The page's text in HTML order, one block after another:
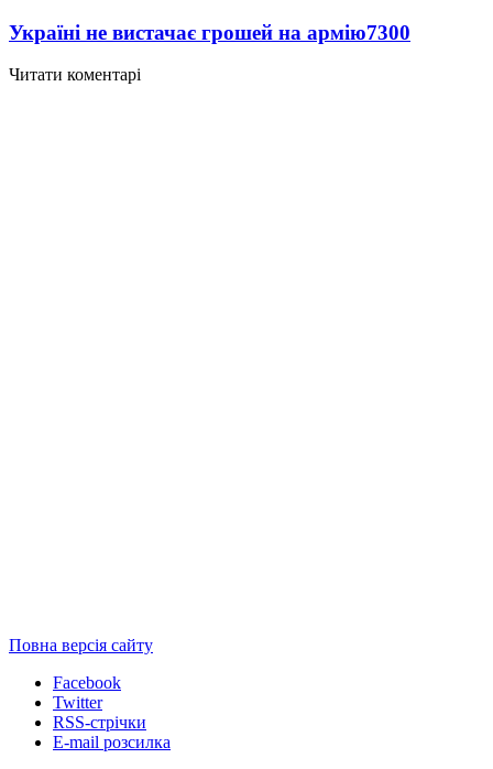
Україні не вистачає грошей на армію7300
Читати коментарі
Повна версія сайту
Facebook
Twitter
RSS-стрічки
E-mail розсилка